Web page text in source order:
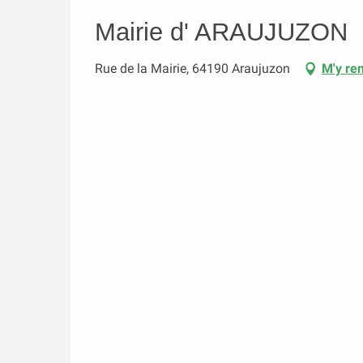
Mairie d' ARAUJUZON
Rue de la Mairie, 64190 Araujuzon M'y